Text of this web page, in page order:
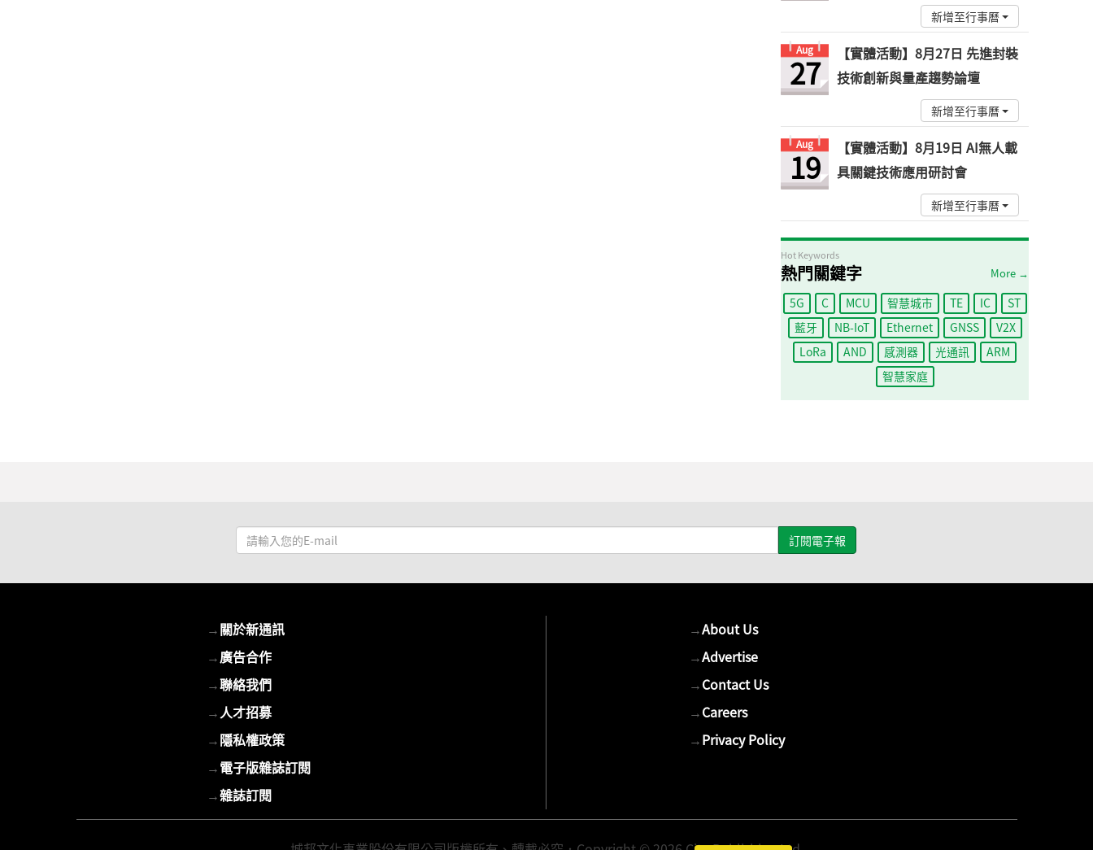
新增至行事曆
Aug
27
【實體活動】8月27日 先進封裝
技術創新與量產趨勢論壇
新增至行事曆
Aug
19
【實體活動】8月19日 AI無人載
具關鍵技術應用研討會
新增至行事曆
Hot Keywords
熱門關鍵字 More →
5G C MCU 智慧城市 TE IC
ST
藍牙
NB-IoT Ethernet GNSS
V2X
LoRa
AND 感測器 光通訊
ARM
智慧家庭
請
輸
E-
mail
→關於新通訊
→廣告合作
→聯絡我們
→人才招募
→隱私權政策
→電子版雜誌訂閱
→雜誌訂閱
→About Us
→Advertise
→Contact Us
→Careers
→Privacy Policy